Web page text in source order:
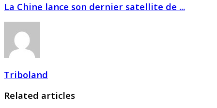
La Chine lance son dernier satellite de ...
Triboland
Related articles